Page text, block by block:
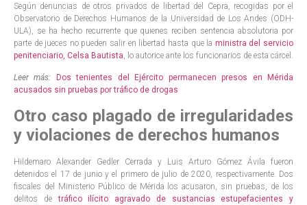
Según denuncias de otros privados de libertad del Cepra, recogidas por el
Observatorio de Derechos Humanos de la Universidad de Los Andes (ODH-
ULA), se ha hecho recurrente que quienes reciben sentencia absolutoria por
parte de jueces no pueden salir en libertad hasta que la ministra del servicio
penitenciario, Celsa Bautista, lo autorice ante los funcionarios de esta cárcel.
Leer más:
Dos tenientes del Ejército permanecen presos en Mérida
acusados sin pruebas por tráfico de drogas
Otro caso plagado de irregularidades
y violaciones de derechos humanos
Hildemaro Alexander Gedler Cerrada y Luis Arturo Gómez Ávila fueron
detenidos el 17 de junio y el primero de julio de 2020, respectivamente. Dos
fiscales del Ministerio Público de Mérida los acusaron, sin pruebas, de los
delitos detráfico ilícito agravado de sustancias estupefacientes y